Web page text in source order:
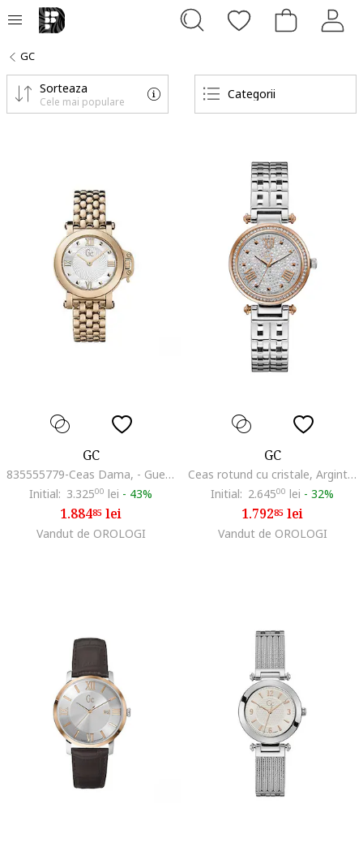
GC
Categorii
Sorteaza
Cele mai populare
GC
835555779-Ceas Dama, - Guess Collection, Bijou, Roz
Initial: 3.32500 lei - 43%
1.88485 lei
Vandut de OROLOGI
GC
Ceas rotund cu cristale, Argintiu/Auriu rose
Initial: 2.64500 lei - 32%
1.79285 lei
Vandut de OROLOGI